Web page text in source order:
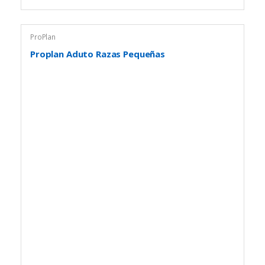
ProPlan
Proplan Aduto Razas Pequeñas